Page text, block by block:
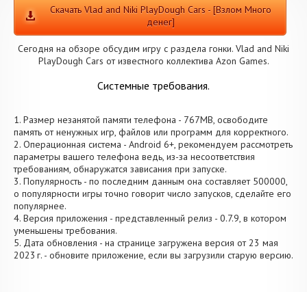
Скачать Vlad and Niki PlayDough Cars - [Взлом Много
денег]
Сегодня на обзоре обсудим игру с раздела гонки. Vlad and Niki
PlayDough Cars от известного коллектива Azon Games.
Системные требования.
1. Размер незанятой памяти телефона - 767MB, освободите
память от ненужных игр, файлов или программ для корректного.
2. Операционная система - Android 6+, рекомендуем рассмотреть
параметры вашего телефона ведь, из-за несоответствия
требованиям, обнаружатся зависания при запуске.
3. Популярность - по последним данным она составляет 500000,
о популярности игры точно говорит число запусков, сделайте его
популярнее.
4. Версия приложения - представленный релиз - 0.7.9, в котором
уменьшены требования.
5. Дата обновления - на странице загружена версия от 23 мая
2023 г. - обновите приложение, если вы загрузили старую версию.